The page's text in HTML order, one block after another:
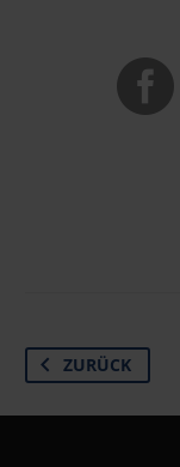
ZURÜCK